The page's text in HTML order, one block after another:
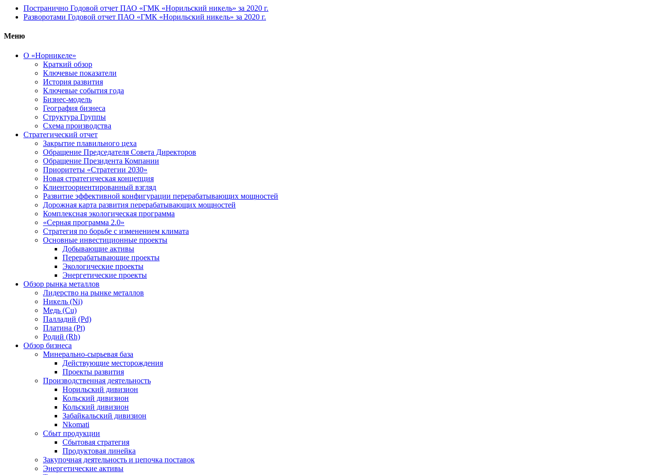
Постранично Годовой отчет ПАО «ГМК «Норильский никель» за 2020 г.
Разворотами Годовой отчет ПАО «ГМК «Норильский никель» за 2020 г.
Меню
О «Норникеле»
Краткий обзор
Ключевые показатели
История развития
Ключевые события года
Бизнес-модель
География бизнеса
Структура Группы
Схема производства
Стратегический отчет
Закрытие плавильного цеха
Обращение Председателя Совета Директоров
Обращение Президента Компании
Приоритеты «Стратегии 2030»
Новая стратегическая концепция
Клиентоориентированный взгляд
Развитие эффективной конфигурации перерабатывающих мощностей
Дорожная карта развития перерабатывающих мощностей
Комплексная экологическая программа
«Серная программа 2.0»
Стратегия по борьбе с изменением климата
Основные инвестиционные проекты
Добывающие активы
Перерабатывающие проекты
Экологические проекты
Энергетические проекты
Обзор рынка металлов
Лидерство на рынке металлов
Никель (Ni)
Медь (Cu)
Палладий (Pd)
Платина (Pt)
Родий (Rh)
Обзор бизнеса
Минерально-сырьевая база
Действующие месторождения
Проекты развития
Производственная деятельность
Норильский дивизион
Кольский дивизион
Кольский дивизион
Забайкальский дивизион
Nkomati
Сбыт продукции
Сбытовая стратегия
Продуктовая линейка
Закупочная деятельность и цепочка поставок
Энергетические активы